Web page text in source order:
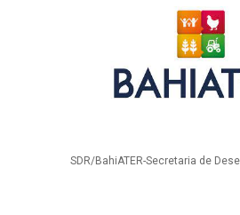
SDR/BahiATER-Secretaria de